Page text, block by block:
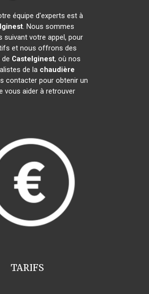
équipe d'experts est à
. Nous sommes
votre appel, pour
et nous offrons des
Castelginest, où nos
de la chaudière
contacter pour obtenir un
vous aider à retrouver
TARIFS